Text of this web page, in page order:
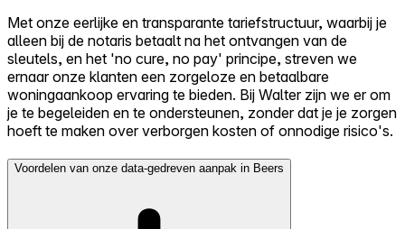
Met onze eerlijke en transparante tariefstructuur, waarbij je
alleen bij de notaris betaalt na het ontvangen van de
sleutels, en het 'no cure, no pay' principe, streven we
ernaar onze klanten een zorgeloze en betaalbare
woningaankoop ervaring te bieden. Bij Walter zijn we er om
je te begeleiden en te ondersteunen, zonder dat je je zorgen
hoeft te maken over verborgen kosten of onnodige risico's.
Voordelen van onze data-gedreven aanpak in Beers